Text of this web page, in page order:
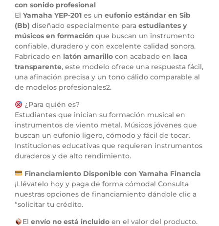
con sonido profesional
El Yamaha YEP-201 es un eufonio estándar en Sib
(Bb) diseñado especialmente para estudiantes y
músicos en formación que buscan un instrumento
confiable, duradero y con excelente calidad sonora.
Fabricado en latón amarillo con acabado en laca
transparente, este modelo ofrece una respuesta fácil,
una afinación precisa y un tono cálido comparable al
de modelos profesionales2.
¿Para quién es?
Estudiantes que inician su formación musical en
instrumentos de viento metal. Músicos jóvenes que
buscan un eufonio ligero, cómodo y fácil de tocar.
Instituciones educativas que requieren instrumentos
duraderos y de alto rendimiento.
Financiamiento Disponible con Yamaha Financia
¡Llévatelo hoy y paga de forma cómoda! Consulta
nuestras opciones de financiamiento dándole clic a
“solicitar tu crédito.
El envío no está incluidoen el valor del producto.